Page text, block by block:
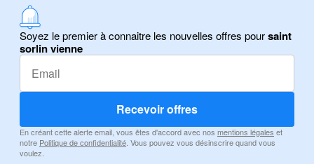
Soyez le premier à connaitre les nouvelles offres poursaint
sorlin vienne
Recevoir offres
En créant cette alerte email, vous êtes d'accord avec nos mentions légales et
notre Politique de confidentialité. Vous pouvez vous désinscrire quand vous
voulez.